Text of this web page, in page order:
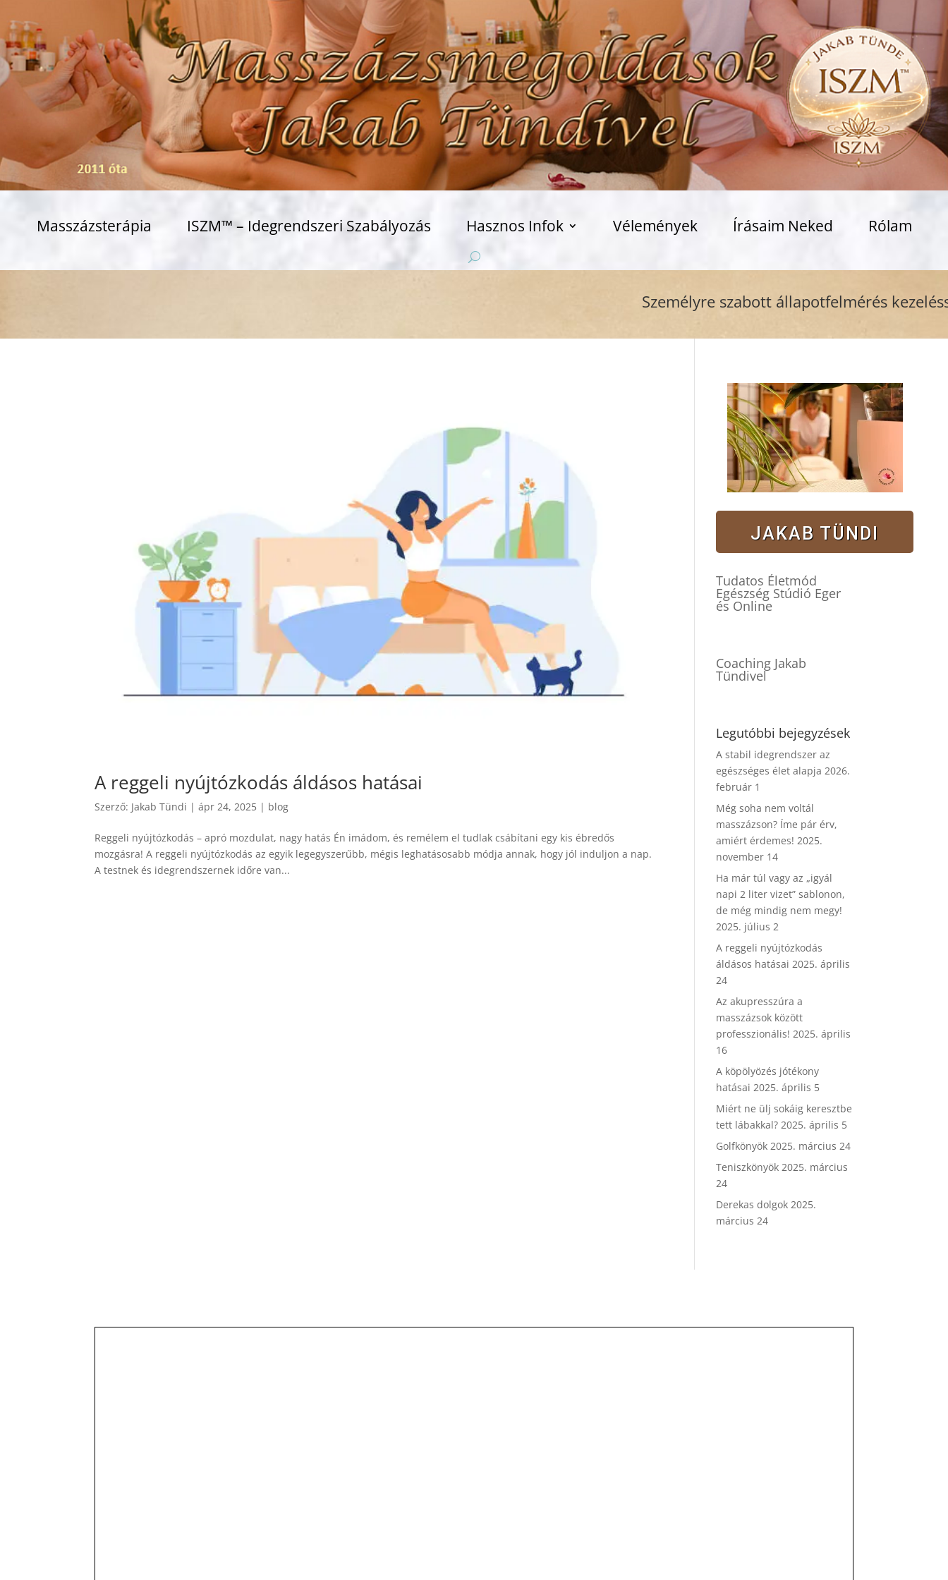
Masszázsterápia ISZM™ – Idegrendszeri Szabályozás Hasznos Infok Vélemények Írásaim Neked Rólam
Személyre szabott állapotfelmérés kezeléssel
A reggeli nyújtózkodás áldásos hatásai
Szerző: Jakab Tündi |ápr 24, 2025 | blog
Reggeli nyújtózkodás – apró mozdulat, nagy hatás Én imádom, és remélem el tudlak csábítani egy kis ébredős
mozgásra! A reggeli nyújtózkodás az egyik legegyszerűbb, mégis leghatásosabb módja annak, hogy jól induljon a nap.
A testnek és idegrendszernek időre van...
JAKAB TÜNDI
Tudatos Életmód
Egészség Stúdió Eger
és Online
Coaching Jakab
Tündivel
Legutóbbi bejegyzések
A stabil idegrendszer az
egészséges élet alapja 2026.
február 1
Még soha nem voltál
masszázson? Íme pár érv,
amiért érdemes! 2025.
november 14
Ha már túl vagy az „igyál
napi 2 liter vizet” sablonon,
de még mindig nem megy!
2025. július 2
A reggeli nyújtózkodás
áldásos hatásai 2025. április
24
Az akupresszúra a
masszázsok között
professzionális! 2025. április
16
A köpölyözés jótékony
hatásai 2025. április 5
Miért ne ülj sokáig keresztbe
tett lábakkal? 2025. április 5
Golfkönyök 2025. március 24
Teniszkönyök 2025. március
24
Derekas dolgok 2025.
március 24